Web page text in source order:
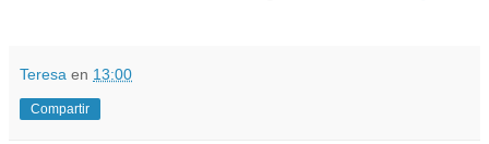
Teresa en 13:00
Compartir